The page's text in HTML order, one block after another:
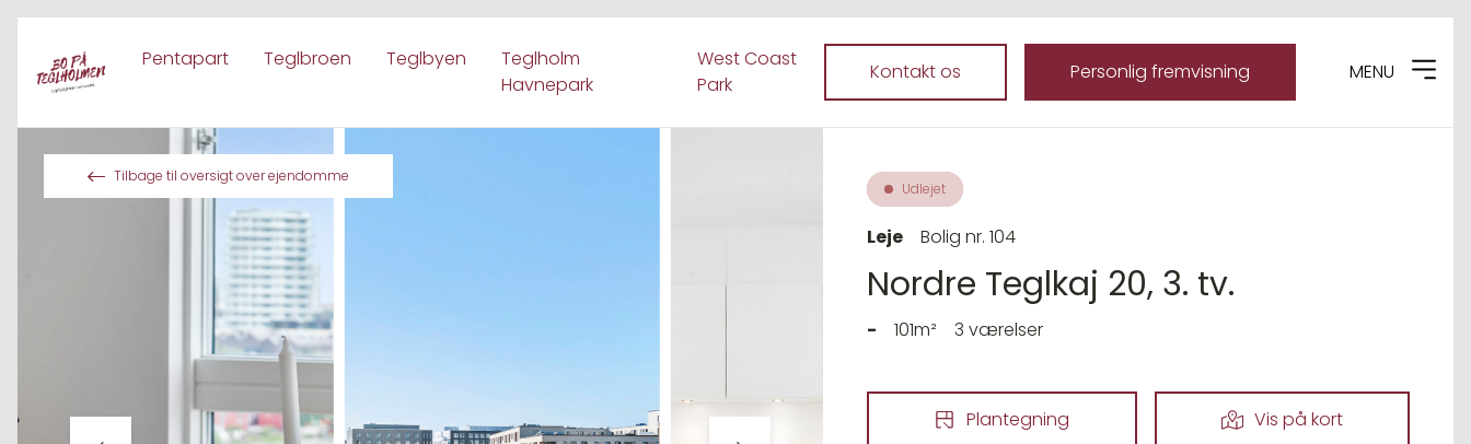
Pentapart Teglbroen Teglbyen
Teglholm
Havnepark
West Coast
Park
Kontakt os Personlig fremvisning MENU
Tilbage til oversigt over ejendomme
Udlejet
Leje Bolig nr. 104
Nordre Teglkaj 20, 3. tv.
- 101m² 3 værelser
Plantegning Vis på kort